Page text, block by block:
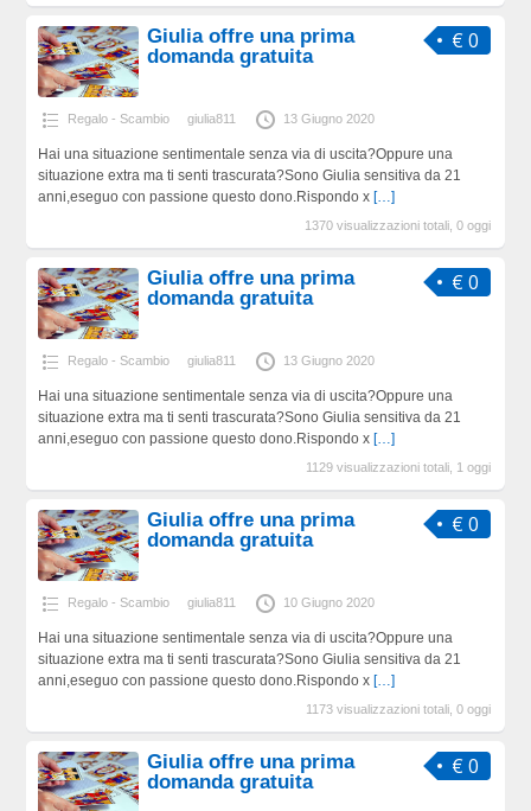
€ 0
Giulia offre una prima
domanda gratuita
Regalo - Scambio giulia811 13 Giugno 2020
Hai una situazione sentimentale senza via di uscita?Oppure una
situazione extra ma ti senti trascurata?Sono Giulia sensitiva da 21
anni,eseguo con passione questo dono.Rispondo x […]
1370 visualizzazioni totali, 0 oggi
€ 0
Giulia offre una prima
domanda gratuita
Regalo - Scambio giulia811 13 Giugno 2020
Hai una situazione sentimentale senza via di uscita?Oppure una
situazione extra ma ti senti trascurata?Sono Giulia sensitiva da 21
anni,eseguo con passione questo dono.Rispondo x […]
1129 visualizzazioni totali, 1 oggi
€ 0
Giulia offre una prima
domanda gratuita
Regalo - Scambio giulia811 10 Giugno 2020
Hai una situazione sentimentale senza via di uscita?Oppure una
situazione extra ma ti senti trascurata?Sono Giulia sensitiva da 21
anni,eseguo con passione questo dono.Rispondo x […]
1173 visualizzazioni totali, 0 oggi
€ 0
Giulia offre una prima
domanda gratuita